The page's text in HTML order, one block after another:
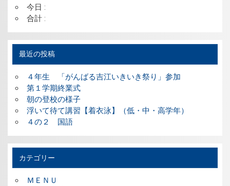
今日 :
合計 :
最近の投稿
４年生 「がんばる吉江いきいき祭り」参加
第１学期終業式
朝の登校の様子
浮いて待て講習【着衣泳】（低・中・高学年）
４の２ 国語
カテゴリー
ＭＥＮＵ